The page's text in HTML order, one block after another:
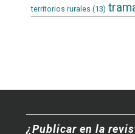
territorios rurales (13)
¿Publicar en la